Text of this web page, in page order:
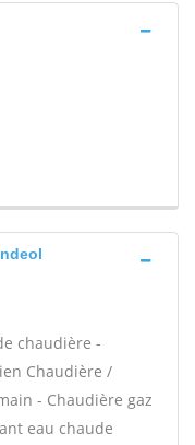
chaudière -
Chaudière /
- Chaudière gaz
eau chaude